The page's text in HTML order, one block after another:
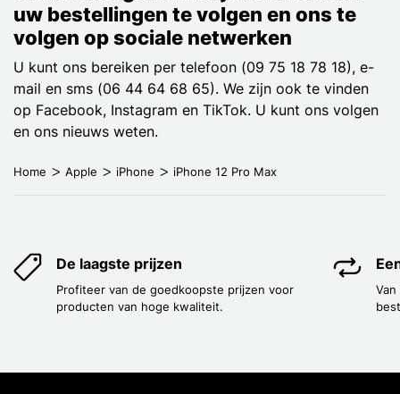
uw bestellingen te volgen en ons te
volgen op sociale netwerken
U kunt ons bereiken per telefoon (09 75 18 78 18), e-
mail en sms (06 44 64 68 65). We zijn ook te vinden
op Facebook, Instagram en TikTok. U kunt ons volgen
en ons nieuws weten.
Home Apple iPhone iPhone 12 Pro Max
De laagste prijzen
Profiteer van de goedkoopste prijzen voor
producten van hoge kwaliteit.